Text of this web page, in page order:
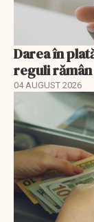
Darea în
reguli
04 AUGUST 2026